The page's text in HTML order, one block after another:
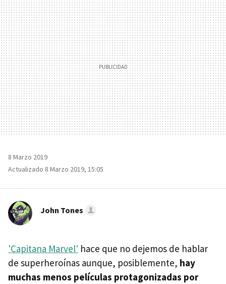
MAIL
8 Marzo 2019
Actualizado 8 Marzo 2019, 15:05
John Tones
'Capitana Marvel' hace que no dejemos de hablar
de superheroínas aunque, posiblemente, hay
muchas menos películas protagonizadas por